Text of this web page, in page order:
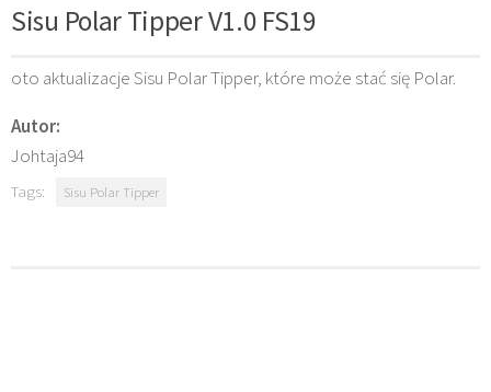
Sisu Polar Tipper V1.0 FS19
oto aktualizacje Sisu Polar Tipper, które może stać się Polar.
Autor:
Johtaja94
Tags: Sisu Polar Tipper